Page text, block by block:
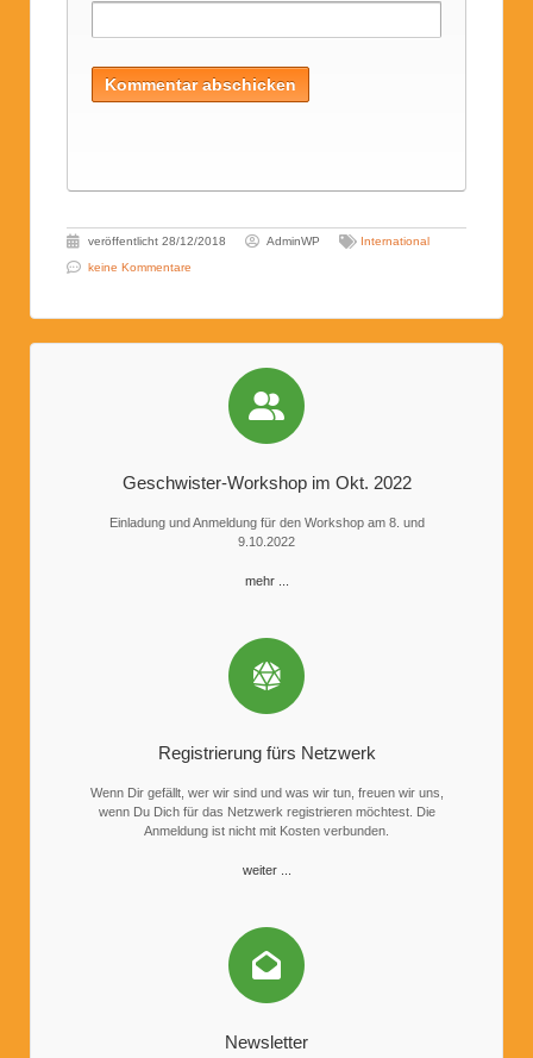
veröffentlicht 28/12/2018 AdminWP
International
keine Kommentare
Geschwister-Workshop im Okt. 2022
Einladung und Anmeldung für den Workshop am 8. und
9.10.2022
mehr ...
Registrierung fürs Netzwerk
Wenn Dir gefällt, wer wir sind und was wir tun, freuen wir uns,
wenn Du Dich für das Netzwerk registrieren möchtest. Die
Anmeldung ist nicht mit Kosten verbunden.
weiter ...
Newsletter